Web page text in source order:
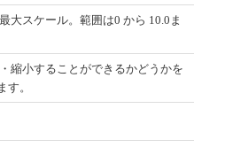
大スケール。範囲は0 から 10.0ま
縮小することができるかどうかを
す。